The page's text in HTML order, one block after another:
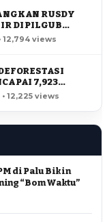
RUSDY
DI PILGUB
12,794 views
7,923
12,225 views
di Palu Bikin
“Bom Waktu”